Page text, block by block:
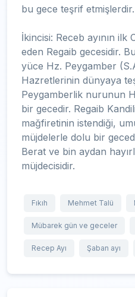
bu gece teşrif etmişlerdir.
İkincisi: Receb ayının ilk
eden Regaib gecesidir.
yüce Hz. Peygamber
Hazretlerinin dünyaya
Peygamberlik nurunun
bir gecedir. Regaib
mağfiretinin istendiği,
müjdelerle dolu bir
Berat ve bin aydan
müjdecisidir.
Fıkıh Mehmet Talü
Mübarek gün ve geceler
Recep Ayı Şaban ayı